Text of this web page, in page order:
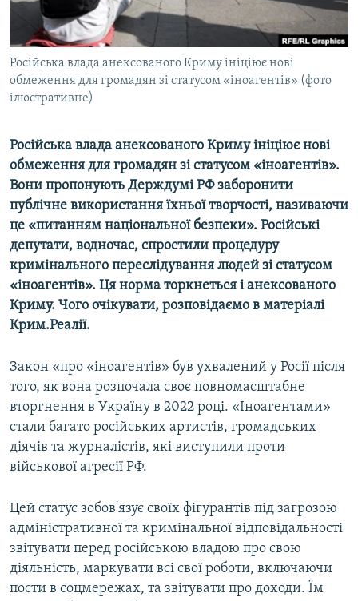
СВІДЧЕННЯ ОКУПАЦІЇ
УКРАЇНСЬКА ПРОБЛЕМА КРИМУ
ІНФОГРАФІКА
Qırımtatar
ДОЛУЧАЙСЯ!
Усі сайти RFE/RL
Російська влада анексованого Криму ініціює нові
обмеження для громадян зі статусом «іноагентів» (фото
ілюстративне)
Російська влада анексованого Криму ініціює нові
обмеження для громадян зі статусом «іноагентів».
Вони пропонують Держдумі РФ заборонити
публічне використання їхньої творчості, називаючи
це «питанням національної безпеки». Російські
депутати, водночас, спростили процедуру
кримінального переслідування людей зі статусом
«іноагентів». Ця норма торкнеться і анексованого
Криму. Чого очікувати, розповідаємо в матеріалі
Крим.Реалії.
Закон «про «іноагентів» був ухвалений у Росії після
того, як вона розпочала своє повномасштабне
вторгнення в Україну в 2022 році. «Іноагентами»
стали багато російських артистів, громадських
діячів та журналістів, які виступили проти
військової агресії РФ.
Цей статус зобов'язує своїх фігурантів під загрозою
адміністративної та кримінальної відповідальності
звітувати перед російською владою про свою
діяльність, маркувати всі свої роботи, включаючи
пости в соцмережах, та звітувати про доходи. Їм